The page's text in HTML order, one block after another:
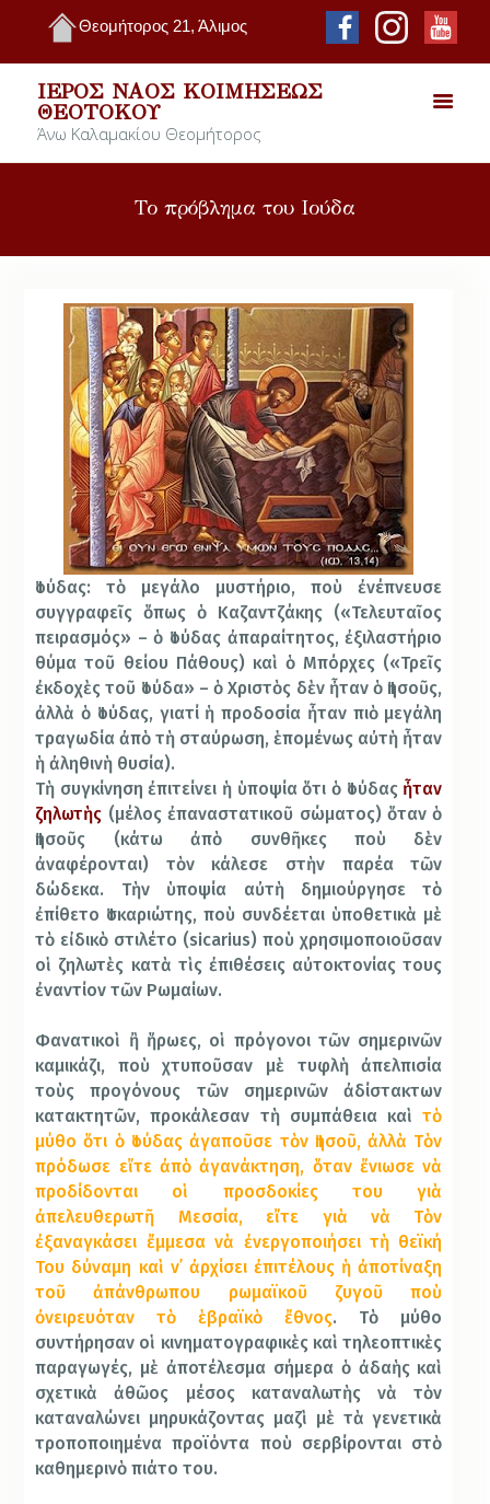
Θεομήτορος 21, Άλιμος
ΙΕΡΌΣ ΝΑΌΣ ΚΟΙΜΉΣΕΩΣ
ΘΕΟΤΌΚΟΥ
Άνω Καλαμακίου Θεομήτορος
Το πρόβλημα του Ιούδα
Ἰούδας: τὸ μεγάλο μυστήριο, ποὺ ἐνέπνευσε
συγγραφεῖς ὅπως ὁ Καζαντζάκης («Τελευταῖος
πειρασμός» – ὁ Ἰούδας ἀπαραίτητος, ἐξιλαστήριο
θύμα τοῦ θείου Πάθους) καὶ ὁ Μπόρχες («Τρεῖς
ἐκδοχὲς τοῦ Ἰούδα» – ὁ Χριστὸς δὲν ἦταν ὁ Ἰησοῦς,
ἀλλὰ ὁ Ἰούδας, γιατί ἡ προδοσία ἦταν πιὸ μεγάλη
τραγωδία ἀπὸ τὴ σταύρωση, ἑπομένως αὐτὴ ἦταν
ἡ ἀληθινὴ θυσία).
Τὴ συγκίνηση ἐπιτείνει ἡ ὑποψία ὅτι ὁ Ἰούδας ἦταν
ζηλωτὴς (μέλος ἐπαναστατικοῦ σώματος) ὅταν ὁ
Ἰησοῦς (κάτω ἀπὸ συνθῆκες ποὺ δὲν
ἀναφέρονται) τὸν κάλεσε στὴν παρέα τῶν
δώδεκα. Τὴν ὑποψία αὐτὴ δημιούργησε τὸ
ἐπίθετο Ἰσκαριώτης, ποὺ συνδέεται ὑποθετικὰ μὲ
τὸ εἰδικὸ στιλέτο (sicarius) ποὺ χρησιμοποιοῦσαν
οἱ ζηλωτὲς κατὰ τὶς ἐπιθέσεις αὐτοκτονίας τους
ἐναντίον τῶν Ρωμαίων.
Φανατικοὶ ἢ ἥρωες, οἱ πρόγονοι τῶν σημερινῶν
καμικάζι, ποὺ χτυποῦσαν μὲ τυφλὴ ἀπελπισία
τοὺς προγόνους τῶν σημερινῶν ἀδίστακτων
κατακτητῶν, προκάλεσαν τὴ συμπάθεια καὶτὸ
μύθο ὅτι ὁ Ἰούδας ἀγαποῦσε τὸν Ἰησοῦ, ἀλλὰ Τὸν
πρόδωσε εἴτε ἀπὸ ἀγανάκτηση, ὅταν ἔνιωσε νὰ
προδίδονται οἱ προσδοκίες του γιὰ
ἀπελευθερωτῆ Μεσσία, εἴτε γιὰ νὰ Τὸν
ἐξαναγκάσει ἔμμεσα νὰ ἐνεργοποιήσει τὴ θεϊκή
Του δύναμη καὶ ν᾿ ἀρχίσει ἐπιτέλους ἡ ἀποτίναξη
τοῦ ἀπάνθρωπου ρωμαϊκοῦ ζυγοῦ ποὺ
ὀνειρευόταν τὸ ἑβραϊκὸ ἔθνος. Τὸ μύθο
συντήρησαν οἱ κινηματογραφικὲς καὶ τηλεοπτικὲς
παραγωγές, μὲ ἀποτέλεσμα σήμερα ὁ ἀδαὴς καὶ
σχετικὰ ἀθῶος μέσος καταναλωτὴς νὰ τὸν
καταναλώνει μηρυκάζοντας μαζὶ μὲ τὰ γενετικὰ
τροποποιημένα προϊόντα ποὺ σερβίρονται στὸ
καθημερινὸ πιάτο του.